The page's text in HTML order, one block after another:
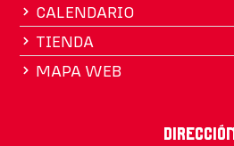
CALENDARIO
TIENDA
MAPA WEB
Dirección